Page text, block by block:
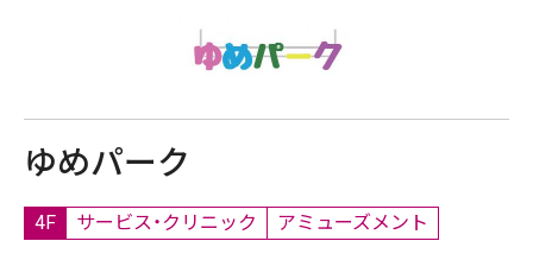
ゆめパーク
4F サービス・クリニック アミューズメント